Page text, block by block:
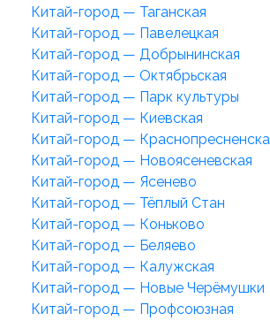
Китай-город — Таганская
Китай-город — Павелецкая
Китай-город — Добрынинская
Китай-город — Октябрьская
Китай-город — Парк культуры
Китай-город — Киевская
Китай-город —
Китай-город — Новоясеневская
Китай-город — Ясенево
Китай-город — Тёплый Стан
Китай-город — Коньково
Китай-город — Беляево
Китай-город — Калужская
Китай-город — Новые Черёмушки
Китай-город — Профсоюзная